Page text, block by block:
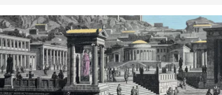
navigace